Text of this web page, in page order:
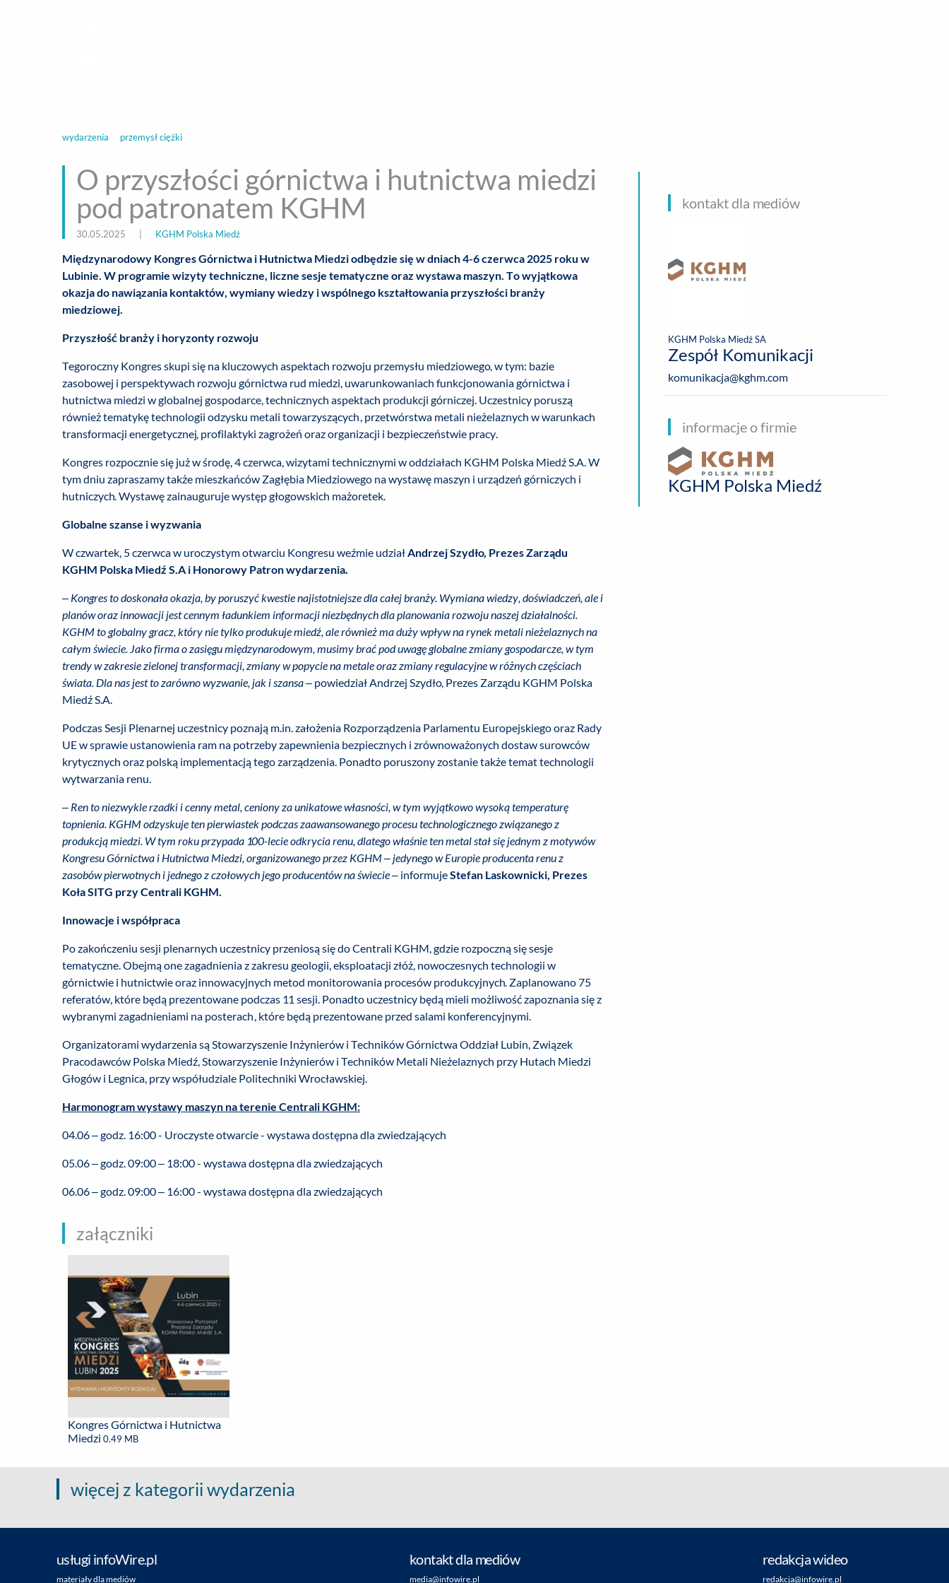
wydarzenia przemysł ciężki
O przyszłości górnictwa i hutnictwa miedzi
pod patronatem KGHM
30.05.2025 KGHM Polska Miedź
Międzynarodowy Kongres Górnictwa i Hutnictwa Miedzi odbędzie się w dniach 4-6 czerwca 2025 roku w
Lubinie. W programie wizyty techniczne, liczne sesje tematyczne oraz wystawa maszyn. To wyjątkowa
okazja do nawiązania kontaktów, wymiany wiedzy i wspólnego kształtowania przyszłości branży
miedziowej.
Przyszłość branży i horyzonty rozwoju
Tegoroczny Kongres skupi się na kluczowych aspektach rozwoju przemysłu miedziowego, w tym: bazie
zasobowej i perspektywach rozwoju górnictwa rud miedzi, uwarunkowaniach funkcjonowania górnictwa i
hutnictwa miedzi w globalnej gospodarce, technicznych aspektach produkcji górniczej. Uczestnicy poruszą
również tematykę technologii odzysku metali towarzyszących, przetwórstwa metali nieżelaznych w warunkach
transformacji energetycznej, profilaktyki zagrożeń oraz organizacji i bezpieczeństwie pracy.
Kongres rozpocznie się już w środę, 4 czerwca, wizytami technicznymi w oddziałach KGHM Polska Miedź S.A. W
tym dniu zapraszamy także mieszkańców Zagłębia Miedziowego na wystawę maszyn i urządzeń górniczych i
hutniczych. Wystawę zainauguruje występ głogowskich mażoretek.
Globalne szanse i wyzwania
W czwartek, 5 czerwca w uroczystym otwarciu Kongresu weźmie udziałAndrzej Szydło, Prezes Zarządu
KGHM Polska Miedź S.A i Honorowy Patron wydarzenia.
– Kongres to doskonała okazja, by poruszyć kwestie najistotniejsze dla całej branży. Wymiana wiedzy, doświadczeń, ale i
planów oraz innowacji jest cennym ładunkiem informacji niezbędnych dla planowania rozwoju naszej działalności.
KGHM to globalny gracz, który nie tylko produkuje miedź, ale również ma duży wpływ na rynek metali nieżelaznych na
całym świecie. Jako firma o zasięgu międzynarodowym, musimy brać pod uwagę globalne zmiany gospodarcze, w tym
trendy w zakresie zielonej transformacji, zmiany w popycie na metale oraz zmiany regulacyjne w różnych częściach
świata. Dla nas jest to zarówno wyzwanie, jak i szansa– powiedział Andrzej Szydło, Prezes Zarządu KGHM Polska
Miedź S.A.
Podczas Sesji Plenarnej uczestnicy poznają m.in. założenia Rozporządzenia Parlamentu Europejskiego oraz Rady
UE w sprawie ustanowienia ram na potrzeby zapewnienia bezpiecznych i zrównoważonych dostaw surowców
krytycznych oraz polską implementacją tego zarządzenia. Ponadto poruszony zostanie także temat technologii
wytwarzania renu.
– Ren to niezwykle rzadki i cenny metal, ceniony za unikatowe własności, w tym wyjątkowo wysoką temperaturę
topnienia. KGHM odzyskuje ten pierwiastek podczas zaawansowanego procesu technologicznego związanego z
produkcją miedzi. W tym roku przypada 100-lecie odkrycia renu, dlatego właśnie ten metal stał się jednym z motywów
Kongresu Górnictwa i Hutnictwa Miedzi, organizowanego przez KGHM – jedynego w Europie producenta renu z
zasobów pierwotnych i jednego z czołowych jego producentów na świecie – informujeStefan Laskownicki, Prezes
Koła SITG przy Centrali KGHM.
Innowacje i współpraca
Po zakończeniu sesji plenarnych uczestnicy przeniosą się do Centrali KGHM, gdzie rozpoczną się sesje
tematyczne. Obejmą one zagadnienia z zakresu geologii, eksploatacji złóż, nowoczesnych technologii w
górnictwie i hutnictwie oraz innowacyjnych metod monitorowania procesów produkcyjnych. Zaplanowano 75
referatów, które będą prezentowane podczas 11 sesji. Ponadto uczestnicy będą mieli możliwość zapoznania się z
wybranymi zagadnieniami na posterach, które będą prezentowane przed salami konferencyjnymi.
Organizatorami wydarzenia są Stowarzyszenie Inżynierów i Techników Górnictwa Oddział Lubin, Związek
Pracodawców Polska Miedź, Stowarzyszenie Inżynierów i Techników Metali Nieżelaznych przy Hutach Miedzi
Głogów i Legnica, przy współudziale Politechniki Wrocławskiej.
Harmonogram wystawy maszyn na terenie Centrali KGHM:
04.06 – godz. 16:00 - Uroczyste otwarcie - wystawa dostępna dla zwiedzających
05.06 – godz. 09:00 – 18:00 - wystawa dostępna dla zwiedzających
06.06 – godz. 09:00 – 16:00 - wystawa dostępna dla zwiedzających
załączniki
Kongres Górnictwa i Hutnictwa
Miedzi 0.49 MB
kontakt dla mediów
KGHM Polska Miedź SA
Zespół Komunikacji
komunikacja@kghm.com
informacje o firmie
KGHM Polska Miedź
więcej z kategorii wydarzenia
usługi infoWire.pl
materiały dla mediów
kontakt dla mediów
media@infowire.pl
redakcja wideo
redakcja@infowire.pl